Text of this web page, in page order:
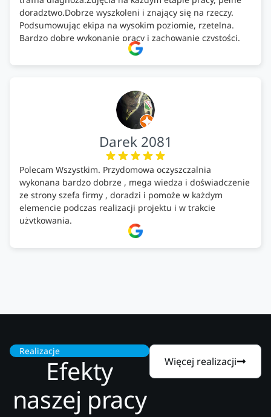
doradztwo.Dobrze wyszkoleni i znający się na rzeczy.
Podsumowując ekipa na wysokim poziomie, rzetelna.
Bardzo dobre wykonanie pracy i zachowanie czystości.
Darek 2081
Polecam Wszystkim. Przydomowa oczyszczalnia
wykonana bardzo dobrze , mega wiedza i doświadczenie
ze strony szefa firmy , doradzi i pomoże w każdym
elemencie podczas realizacji projektu i w trakcie
użytkowania.
Firma godna zaufania. Tak trzymać!
Realizacje
Efekty
naszej pracy
Więcej realizacji